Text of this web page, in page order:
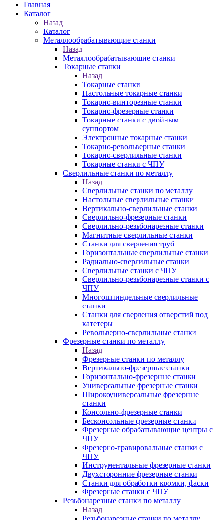
Главная
Каталог
Назад
Каталог
Металлообрабатывающие станки
Назад
Металлообрабатывающие станки
Токарные станки
Назад
Токарные станки
Настольные токарные станки
Токарно-винторезные станки
Токарно-фрезерные станки
Токарные станки с двойным
суппортом
Электронные токарные станки
Токарно-револьверные станки
Токарно-сверлильные станки
Токарные станки с ЧПУ
Сверлильные станки по металлу
Назад
Сверлильные станки по металлу
Настольные сверлильные станки
Вертикально-сверлильные станки
Сверлильно-фрезерные станки
Сверлильно-резьбонарезные станки
Магнитные сверлильные станки
Станки для сверления труб
Горизонтальные сверлильные станки
Радиально-сверлильные станки
Сверлильные станки с ЧПУ
Сверлильно-резьбонарезные станки с
ЧПУ
Многошпиндельные сверлильные
станки
Станки для сверления отверстий под
катетеры
Револьверно-сверлильные станки
Фрезерные станки по металлу
Назад
Фрезерные станки по металлу
Вертикально-фрезерные станки
Горизонтально-фрезерные станки
Универсальные фрезерные станки
Широкоуниверсальные фрезерные
станки
Консольно-фрезерные станки
Бесконсольные фрезерные станки
Фрезерные обрабатывающие центры с
ЧПУ
Фрезерно-гравировальные станки с
ЧПУ
Инструментальные фрезерные станки
Двухсторонние фрезерные станки
Станки для обработки кромки, фаски
Фрезерные станки с ЧПУ
Резьбонарезные станки по металлу
Назад
Резьбонарезные станки по металлу